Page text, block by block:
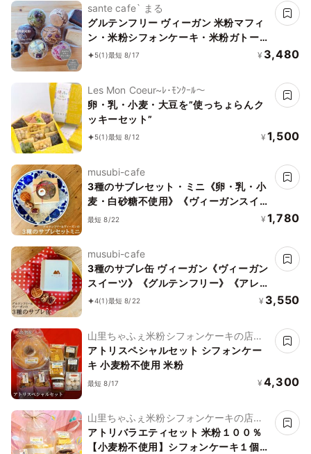
sante cafe` まる
グルテンフリー ヴィーガン 米粉マフィ
ン・米粉シフォンケーキ・米粉ガトーシ
ョコラセット(NEW07）《ヴィーガン
5(1)最短 8/17 ¥ 3,480
Les Mon Coeur~ﾚ･ﾓﾝｸｰﾙ〜
卵・乳・小麦・大豆を”使っちょらんク
ッキーセット”
5(1)最短 8/12 ¥ 1,500
musubi-cafe
3種のサブレセット・ミニ《卵・乳・小
麦・白砂糖不使用》《ヴィーガンスイー
ツ》《グルテンフリー》《アレルギー配
最短 8/22 ¥ 1,780
musubi-cafe
3種のサブレ缶 ヴィーガン《ヴィーガン
スイーツ》《グルテンフリー》《アレル
ギー配慮》
4(1)最短 8/22 ¥ 3,550
山里ちゃふぇ米粉シフォンケーキの店
アトリ
アトリスペシャルセット シフォンケー
キ 小麦粉不使用 米粉
最短 8/17 ¥ 4,300
山里ちゃふぇ米粉シフォンケーキの店
アトリ
アトリバラエティセット 米粉１００％
【小麦粉不使用】シフォンケーキ１個